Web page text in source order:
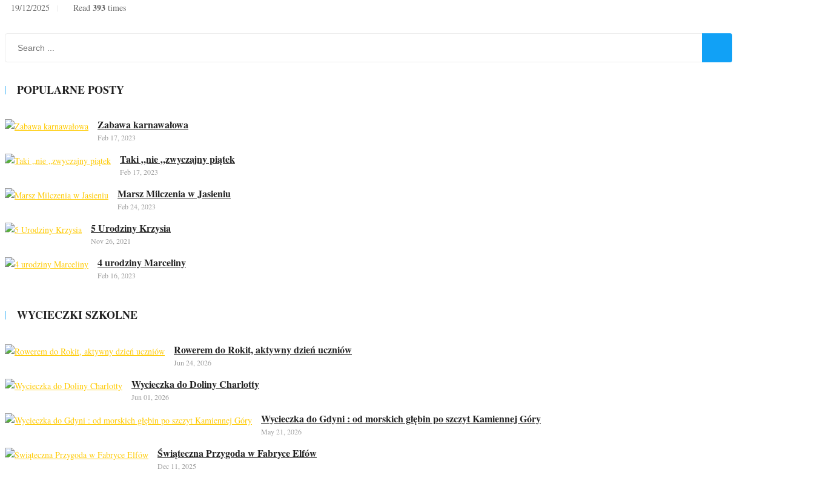
19/12/2025 Read 393 times
POPULARNE POSTY
Zabawa karnawałowa
Feb 17, 2023
Taki „nie „zwyczajny piątek
Feb 17, 2023
Marsz Milczenia w Jasieniu
Feb 24, 2023
5 Urodziny Krzysia
Nov 26, 2021
4 urodziny Marceliny
Feb 16, 2023
WYCIECZKI SZKOLNE
Rowerem do Rokit, aktywny dzień uczniów
Jun 24, 2026
Wycieczka do Doliny Charlotty
Jun 01, 2026
Wycieczka do Gdyni : od morskich głębin po szczyt Kamiennej Góry
May 21, 2026
Świąteczna Przygoda w Fabryce Elfów
Dec 11, 2025